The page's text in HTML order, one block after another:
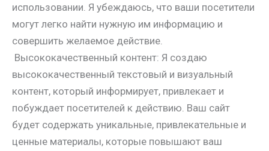
использовании. Я убеждаюсь, что ваши посетители
могут легко найти нужную им информацию и
совершить желаемое действие.
Высококачественный контент: Я создаю
высококачественный текстовый и визуальный
контент, который информирует, привлекает и
побуждает посетителей к действию. Ваш сайт
будет содержать уникальные, привлекательные и
ценные материалы, которые повышают ваш